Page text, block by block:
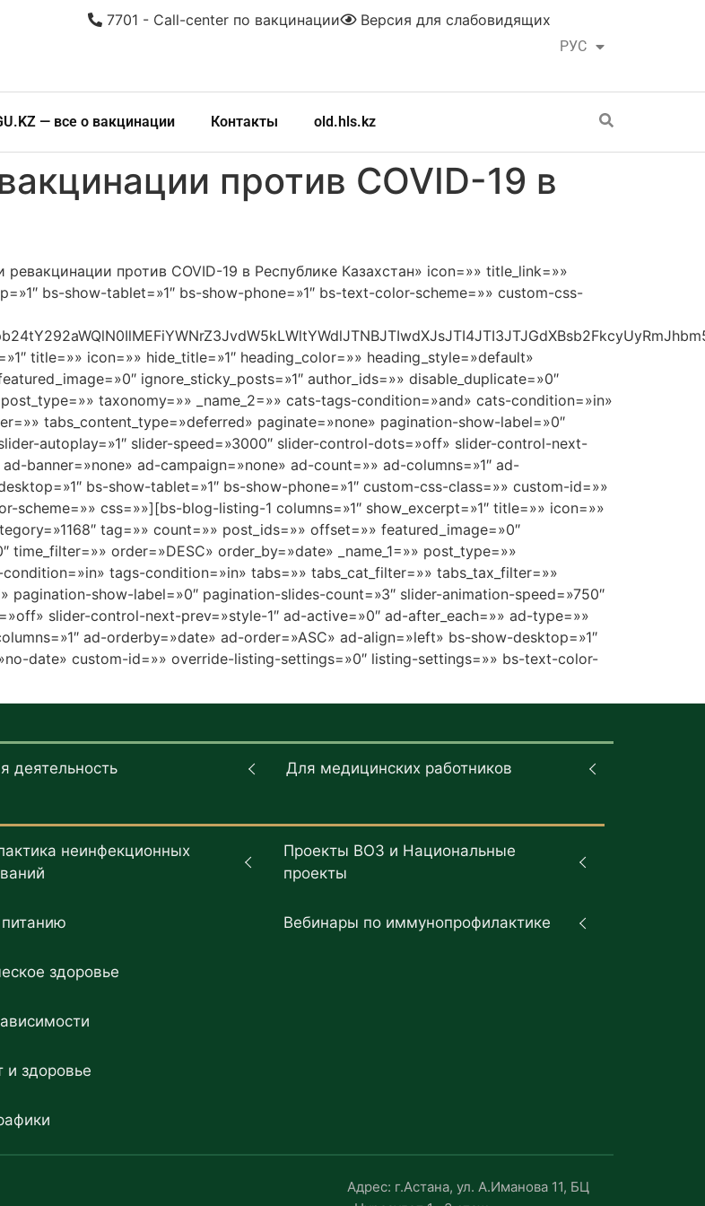
РУС
ҚАЗ
Версия для слабовидящих
7701 - Call-center по вакцинации
— все о вакцинации Контакты old.hls.kz
против COVID-19 в
против COVID-19 в Республике Казахстан» icon=»» title_link=»»
bs-show-tablet=»1″ bs-show-phone=»1″ bs-text-color-scheme=»» custom-css-
title=»» icon=»» hide_title=»1″ heading_color=»» heading_style=»default»
ignore_sticky_posts=»1″ author_ids=»» disable_duplicate=»0″
taxonomy=»» _name_2=»» cats-tags-condition=»and» cats-condition=»in»
tabs_content_type=»deferred» paginate=»none» pagination-show-label=»0″
autoplay=»1″ slider-speed=»3000″ slider-control-dots=»off» slider-control-next-
banner=»none» ad-campaign=»none» ad-count=»» ad-columns=»1″ ad-
bs-show-tablet=»1″ bs-show-phone=»1″ custom-css-class=»» custom-id=»»
css=»»][bs-blog-listing-1 columns=»1″ show_excerpt=»1″ title=»» icon=»»
tag=»» count=»» post_ids=»» offset=»» featured_image=»0″
time_filter=»» order=»DESC» order_by=»date» _name_1=»» post_type=»»
tags-condition=»in» tabs=»» tabs_cat_filter=»» tabs_tax_filter=»»
pagination-show-label=»0″ pagination-slides-count=»3″ slider-animation-speed=»750″
slider-control-next-prev=»style-1″ ad-active=»0″ ad-after_each=»» ad-type=»»
ad-orderby=»date» ad-order=»ASC» ad-align=»left» bs-show-desktop=»1″
date» custom-id=»» override-listing-settings=»0″ listing-settings=»» bs-text-color-
деятельность Для медицинских работников
неинфекционных
здоровье
и здоровье
Проекты ВОЗ и Национальные
проекты
Вебинары по иммунопрофилактике
Адрес: г.Астана, ул. А.Иманова 11, БЦ